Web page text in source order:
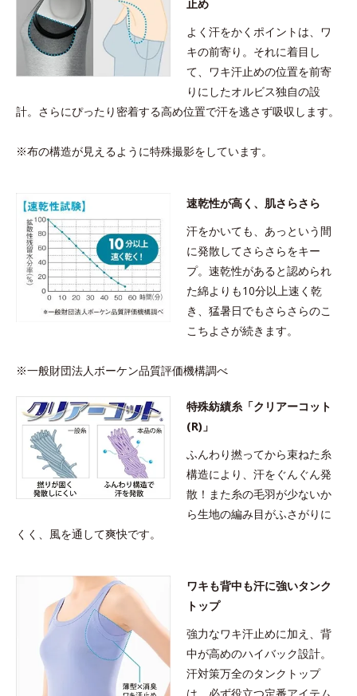
止め
よく汗をかくポイントは、ワ
キの前寄り。それに着目し
て、ワキ汗止めの位置を前寄
りにしたオルビス独自の設
計。さらにぴったり密着する高め位置で汗を逃さず吸収します。
※布の構造が見えるように特殊撮影をしています。
速乾性が高く、肌さらさら
汗をかいても、あっという間
に発散してさらさらをキー
プ。速乾性があると認められ
た綿よりも10分以上速く乾
き、猛暑日でもさらさらのこ
こちよさが続きます。
※一般財団法人ボーケン品質評価機構調べ
特殊紡績糸「クリアーコット
(R)」
ふんわり撚ってから束ねた糸
構造により、汗をぐんぐん発
散！また糸の毛羽が少ないか
ら生地の編み目がふさがりに
くく、風を通して爽快です。
ワキも背中も汗に強いタンク
トップ
強力なワキ汗止めに加え、背
中が高めのハイバック設計。
汗対策万全のタンクトップ